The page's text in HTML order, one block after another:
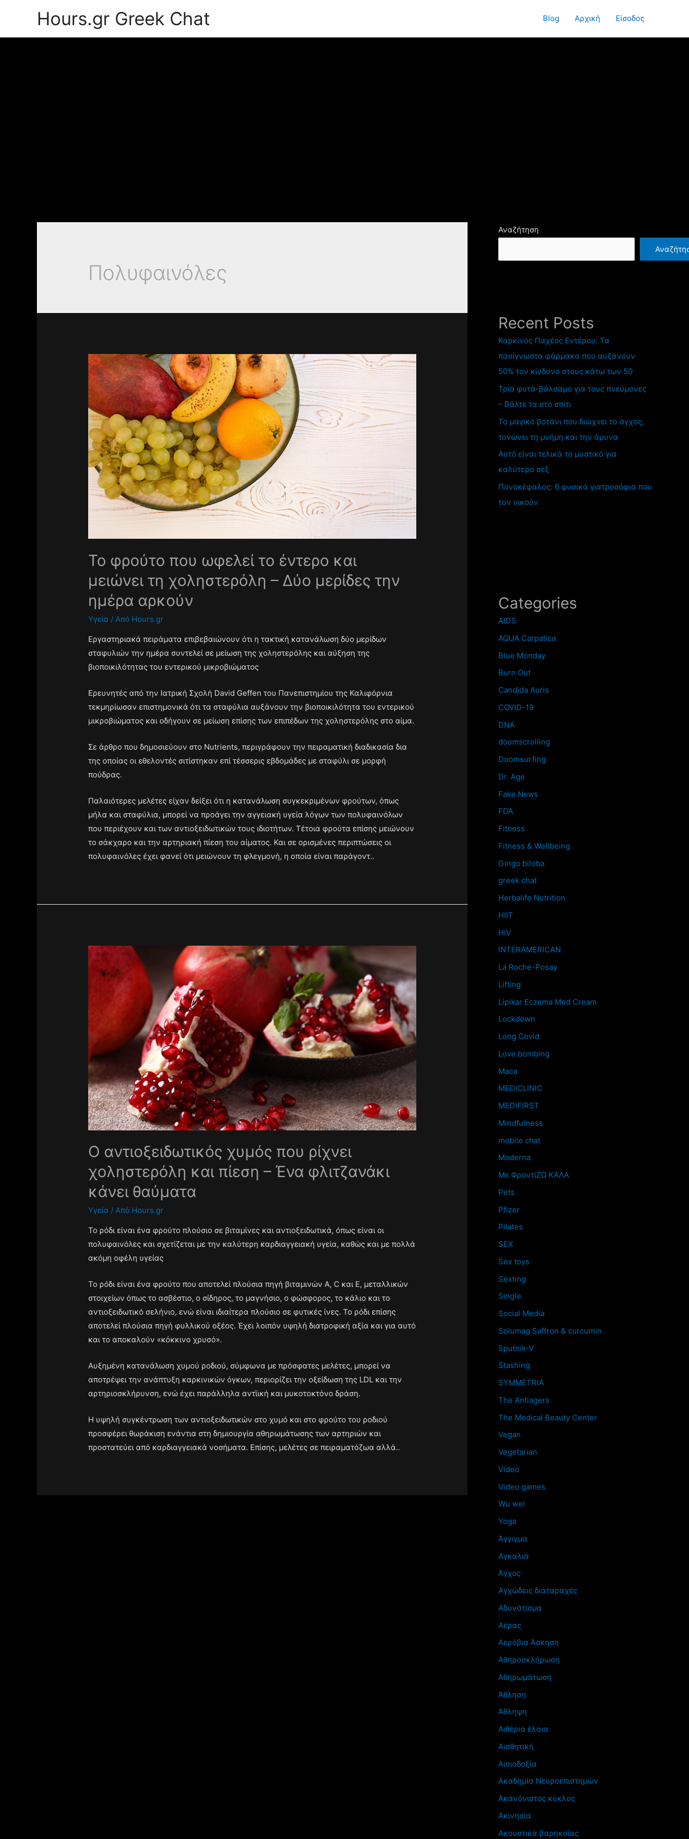
Hours.gr Greek Chat Blog Αρχική Είσοδος
Πολυφαινόλες
Το φρούτο που ωφελεί το έντερο και
μειώνει τη χοληστερόλη – Δύο μερίδες την
ημέρα αρκούν
Υγεία / Από Hours.gr
Εργαστηριακά πειράματα επιβεβαιώνουν ότι η τακτική κατανάλωση δύο μερίδων
σταφυλιών την ημέρα συντελεί σε μείωση της χοληστερόλης και αύξηση της
βιοποικιλότητας του εντερικού μικροβιώματος
Ερευνητές από την Ιατρική Σχολή David Geffen του Πανεπιστημίου της Καλιφόρνια
τεκμηρίωσαν επιστημονικά ότι τα σταφύλια αυξάνουν την βιοποικιλότητα του εντερικού
μικροβιώματος και οδήγουν σε μείωση επίσης των επιπέδων της χοληστερόλης στο αίμα.
Σε άρθρο που δημοσιεύουν στο Nutrients, περιγράφουν την πειραματική διαδικασία δια
της οποίας οι εθελοντές σιτίστηκαν επί τέσσερις εβδομάδες με σταφύλι σε μορφή
πούδρας.
Παλαιότερες μελέτες είχαν δείξει ότι η κατανάλωση συγκεκριμένων φρούτων, όπως
μήλα και σταφύλια, μπορεί να προάγει την αγγειακή υγεία λόγων των πολυφαινόλων
που περιέχουν και των αντιοξειδωτικών τους ιδιοτήτων. Τέτοια φρούτα επίσης μειώνουν
το σάκχαρο και την αρτηριακή πίεση του αίματος. Και σε ορισμένες περιπτώσεις οι
πολυφαινόλες έχει φανεί ότι μειώνουν τη φλεγμονή, η οποία είναι παράγοντ..
Ο αντιοξειδωτικός χυμός που ρίχνει
χοληστερόλη και πίεση – Ένα φλιτζανάκι
κάνει θαύματα
Υγεία / Από Hours.gr
Το ρόδι είναι ένα φρούτο πλούσιο σε βιταμίνες και αντιοξειδωτικά, όπως είναι οι
πολυφαινόλες και σχετίζεται με την καλύτερη καρδιαγγειακή υγεία, καθώς και με πολλά
ακόμη οφέλη υγείας
Το ρόδι είναι ένα φρούτο που αποτελεί πλούσια πηγή βιταμινών Α, C και Ε, μεταλλικών
στοιχείων όπως το ασβέστιο, ο σίδηρος, το μαγνήσιο, ο φώσφορος, το κάλιο και το
αντιοξειδωτικό σελήνιο, ενώ είναι ιδιαίτερα πλούσιο σε φυτικές ίνες. Το ρόδι επίσης
αποτελεί πλούσια πηγή φυλλικού οξέος. Έχει λοιπόν υψηλή διατροφική αξία και για αυτό
και το αποκαλούν «κόκκινο χρυσό».
Αυξημένη κατανάλωση χυμού ροδιού, σύμφωνα με πρόσφατες μελέτες, μπορεί να
αποτρέψει την ανάπτυξη καρκινικών όγκων, περιορίζει την οξείδωση της LDL και την
αρτηριοσκλήρυνση, ενώ έχει παράλληλα αντϊική και μυκοτοκτόνο δράση.
Η υψηλή συγκέντρωση των αντιοξειδωτικών στο χυμό και στο φρούτο του ροδιού
προσφέρει θωράκιση ενάντια στη δημιουργία αθηρωμάτωσης των αρτηριών και
προστατεύει από καρδιαγγειακά νοσήματα. Επίσης, μελέτες σε πειραματόζωα αλλά..
Αναζήτηση
Recent Posts
Καρκίνος Παχέος Εντέρου: Τα
πασίγνωστα φάρμακα που αυξάνουν
50% τον κίνδυνο στους κάτω των 50
Τρία φυτά-βάλσαμο για τους πνεύμονες
– Βάλτε τα στο σπίτι
Το μαγικό βοτάνι που διώχνει το άγχος,
τονώνει τη μνήμη και την άμυνα
Αυτό είναι τελικά το μυστικό για
καλύτερο σεξ
Πονοκέφαλος: 6 φυσικά γιατροσόφια που
τον νικούν
Categories
AIDS
AQUA Carpatica
Blue Monday
Burn Out
Candida Auris
COVID-19
DNA
doomscrolling
Doomsurfing
Dr. Age
Fake News
FDA
Fitness
Fitness & Wellbeing
Gingo biloba
greek chat
Herbalife Nutrition
HIIT
HIV
INTERAMERICAN
La Roche-Posay
Lifting
Lipikar Eczema Med Cream
Lockdown
Long Covid
Love bombing
Maca
MEDICLINIC
MEDIFIRST
Mindfulness
mobile chat
Moderna
Mε ΦροντίΖΩ ΚΑΛΑ
Pets
Pfizer
Pilates
SEX
Sex toys
Sexting
Single
Social Media
Solumag Saffron & curcumin
Sputnik-V
Stashing
SYMMETRIA
The Antiagers
The Medical Beauty Center
Vegan
Vegetarian
Video
Video games
Wu wei
Yoga
Άγγιγμα
Αγκαλιά
Άγχος
Αγχώδεις διαταραχές
Αδυνάτισμα
Αέρας
Αερόβια Άσκηση
Αθηροσκλήρωση
Αθηρωμάτωση
Άθληση
Άθληψη
Αιθέρια έλαια
Αισθητική
Αισιοδοξία
Ακαδημία Νευροεπιστημών
Ακανόνιστος κύκλος
Ακινησία
Ακουστικά βαρηκοΐας